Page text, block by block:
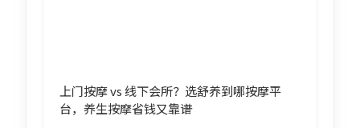
上门按摩 vs 线下会所？选舒养到哪按摩平
台，养生按摩省钱又靠谱